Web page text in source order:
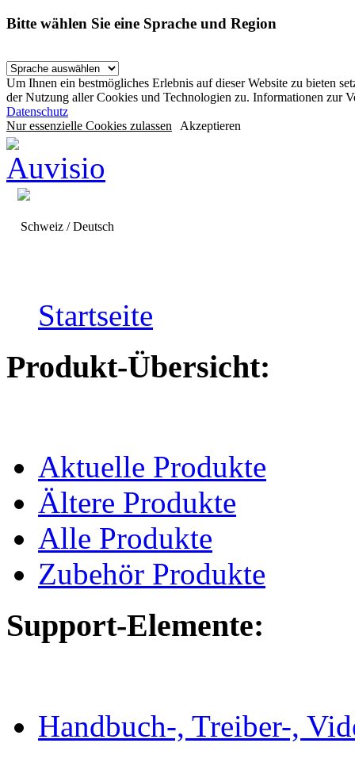
Bitte wählen Sie eine Sprache und Region
Um Ihnen ein bestmögliches Erlebnis auf dieser Website zu bieten
der Nutzung aller Cookies und Technologien zu. Informationen zur
Datenschutz
Nur essenzielle Cookies zulassen Akzeptieren
Schweiz / Deutsch
Startseite
Produkt-Übersicht:
Aktuelle Produkte
Ältere Produkte
Alle Produkte
Zubehör Produkte
Support-Elemente:
Handbuch-, Treiber-,